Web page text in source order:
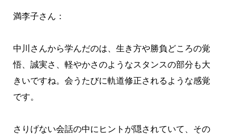
満李子さん：
中川さんから学んだのは、生き方や勝負どころの覚
悟、誠実さ、軽やかさのようなスタンスの部分も大
きいですね。会うたびに軌道修正されるような感覚
です。
さりげない会話の中にヒントが隠されていて、その